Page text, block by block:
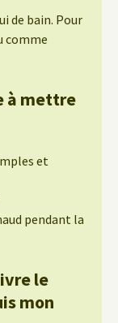
de bain. Pour
comme
à mettre
et
pendant la
le
mon